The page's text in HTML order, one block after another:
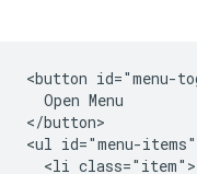
<button id="menu-
  Open Menu
</button>
<ul id="menu-
<li